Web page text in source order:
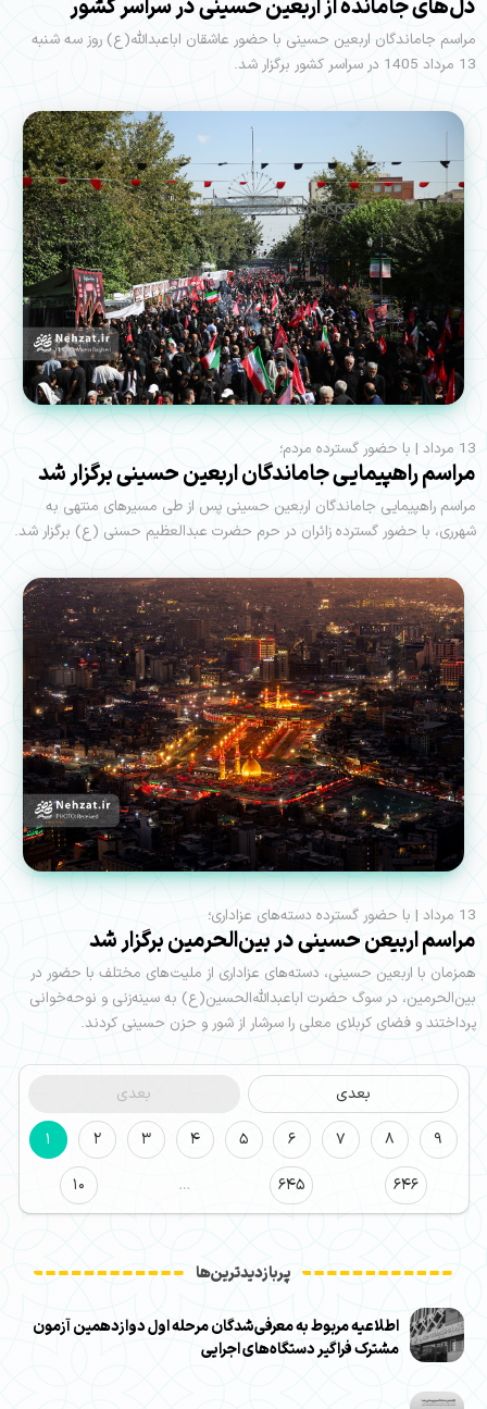
دل‌های جامانده از اربعین حسینی در سراسر کشور
مراسم جاماندگان اربعین حسینی با حضور عاشقان اباعبدالله(ع) روز سه شنبه
13 مرداد 1405 در سراسر کشور برگزار شد.
13 مرداد | با حضور گسترده مردم؛
مراسم راهپیمایی جاماندگان اربعین حسینی برگزار شد
مراسم راهپیمایی جاماندگان اربعین حسینی پس از طی مسیرهای منتهی به
شهرری، با حضور گسترده زائران در حرم حضرت عبدالعظیم حسنی (ع) برگزار شد.
13 مرداد | با حضور گسترده دسته‌های عزاداری؛
مراسم اربیعن حسینی در بین‌الحرمین برگزار شد
همزمان با اربعین حسینی، دسته‌های عزاداری از ملیت‌های مختلف با حضور در
بین‌الحرمین، در سوگ حضرت اباعبدالله‌الحسین(ع) به سینه‌زنی و نوحه‌خوانی
پرداختند و فضای کربلای معلی را سرشار از شور و حزن حسینی کردند.
بعدی
بعدی
1
2 3 4 5 6 7 8
9
10
… 645 646
پربازدیدترین‌ها
اطلاعیه مربوط به معرفی‌شدگان مرحله اول دوازدهمین آزمون
مشترک فراگیر دستگاه‌های اجرایی